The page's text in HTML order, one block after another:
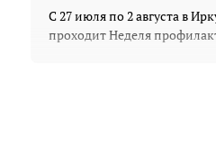
С 27 июля по 2 августа в
проходит Неделя